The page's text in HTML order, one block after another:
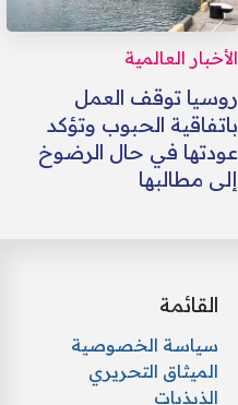
الأخبار العالمية
روسيا توقف العمل
باتفاقية الحبوب وتؤكد
عودتها في حال الرضوخ
إلى مطالبها
القائمة
سياسة الخصوصية
الميثاق التحريري
الذبذبات